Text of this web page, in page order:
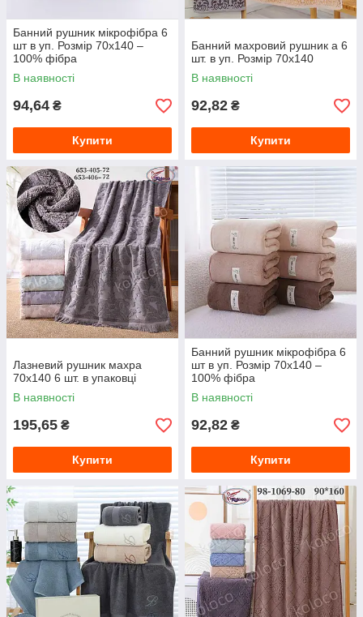
Банний рушник мікрофібра 6
шт в уп. Розмір 70х140 –
100% фібра
В наявності
94,64 ₴
Купити
Банний махровий рушник а 6
шт. в уп. Розмір 70х140
В наявності
92,82 ₴
Купити
Лазневий рушник махра
70х140 6 шт. в упаковці
В наявності
195,65 ₴
Купити
Банний рушник мікрофібра 6
шт в уп. Розмір 70х140 –
100% фібра
В наявності
92,82 ₴
Купити